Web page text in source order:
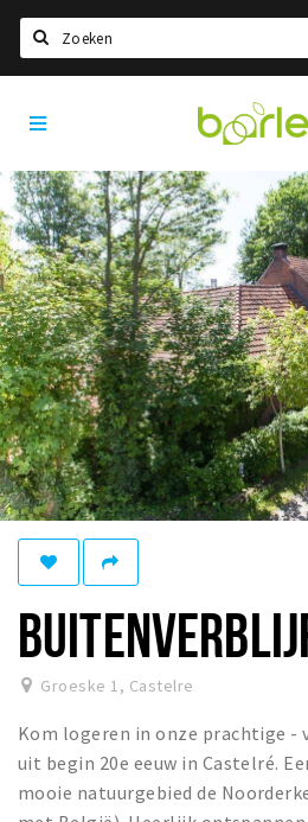
Home
Informatie
Over Baarle
Geschiedenis
Visit Baarle Shop
Enclavebon
Nieuws
Agenda
Deals
Eten
Slapen
Recreatief
Winkels
Winkelgebieden
Parkeren
Visit
Baarle
Groeske 1, Castelre
Kom logeren in onze prachtige -
uit begin 20e eeuw in Castelré.
mooie natuurgebied de